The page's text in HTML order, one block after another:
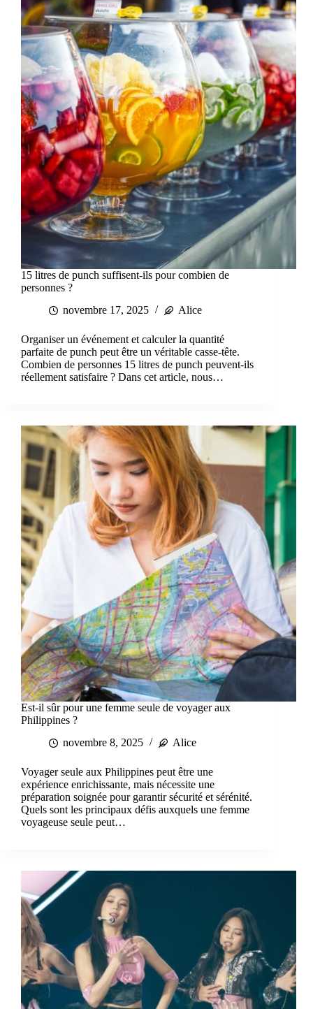
15 litres de punch suffisent-ils pour combien de
personnes ?
novembre 17, 2025
Alice
Organiser un événement et calculer la quantité
parfaite de punch peut être un véritable casse-tête.
Combien de personnes 15 litres de punch peuvent-ils
réellement satisfaire ? Dans cet article, nous…
Est-il sûr pour une femme seule de voyager aux
Philippines ?
novembre 8, 2025
Alice
Voyager seule aux Philippines peut être une
expérience enrichissante, mais nécessite une
préparation soignée pour garantir sécurité et sérénité.
Quels sont les principaux défis auxquels une femme
voyageuse seule peut…